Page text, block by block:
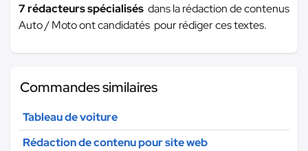
7 rédacteurs spécialisés dans la rédaction de contenus
Auto / Moto ont candidatés pour rédiger ces textes.
Commandes similaires
Tableau de voiture
Rédaction de contenu pour site web